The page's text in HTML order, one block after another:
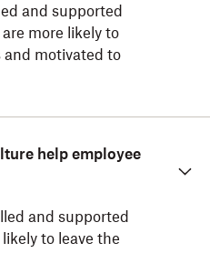
and supported
more likely to
and motivated to
help employee
and supported
to leave the